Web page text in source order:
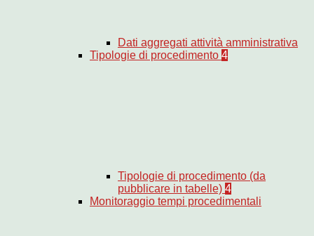
Dati aggregati attività amministrativa
Tipologie di procedimento 4
Tipologie di procedimento (da
pubblicare in tabelle) 4
Monitoraggio tempi procedimentali